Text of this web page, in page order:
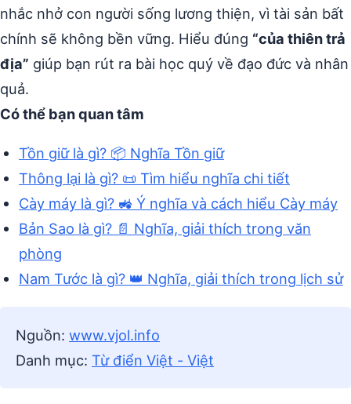
nhắc nhở con người sống lương thiện, vì tài sản bất
chính sẽ không bền vững. Hiểu đúng “của thiên trả
địa” giúp bạn rút ra bài học quý về đạo đức và nhân
quả.
Có thể bạn quan tâm
Tồn giữ là gì? 📦 Nghĩa Tồn giữ
Thông lại là gì? 📜 Tìm hiểu nghĩa chi tiết
Cày máy là gì? 🚜 Ý nghĩa và cách hiểu Cày máy
Bản Sao là gì? 📄 Nghĩa, giải thích trong văn
phòng
Nam Tước là gì? 👑 Nghĩa, giải thích trong lịch sử
Nguồn: www.vjol.info
Danh mục: Từ điển Việt - Việt